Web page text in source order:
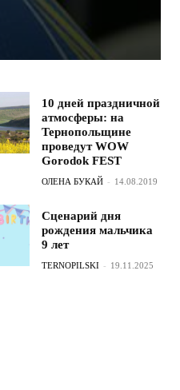
10 дней праздничной
атмосферы: на
Тернопольщине
проведут WOW
Gorodok FEST
ОЛЕНА БУКАЙ - 14.08.2019
Сценарий дня
рождения мальчика
9 лет
TERNOPILSKI - 19.11.2025